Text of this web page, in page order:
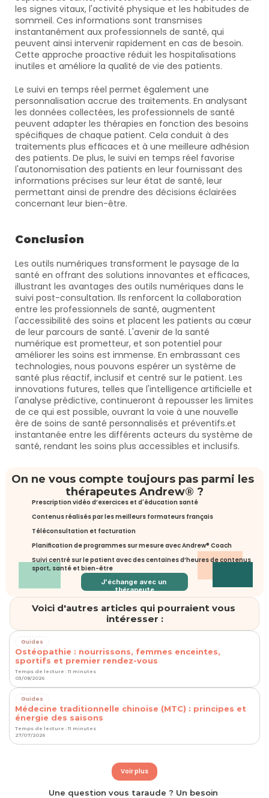
les signes vitaux, l'activité physique et les habitudes de
sommeil. Ces informations sont transmises
instantanément aux professionnels de santé, qui
peuvent ainsi intervenir rapidement en cas de besoin.
Cette approche proactive réduit les hospitalisations
inutiles et améliore la qualité de vie des patients.
Le suivi en temps réel permet également une
personnalisation accrue des traitements. En analysant
les données collectées, les professionnels de santé
peuvent adapter les thérapies en fonction des besoins
spécifiques de chaque patient. Cela conduit à des
traitements plus efficaces et à une meilleure adhésion
des patients. De plus, le suivi en temps réel favorise
l'autonomisation des patients en leur fournissant des
informations précises sur leur état de santé, leur
permettant ainsi de prendre des décisions éclairées
concernant leur bien-être.
Conclusion
Les outils numériques transforment le paysage de la
santé en offrant des solutions innovantes et efficaces,
illustrant les avantages des outils numériques dans le
suivi post-consultation. Ils renforcent la collaboration
entre les professionnels de santé, augmentent
l'accessibilité des soins et placent les patients au cœur
de leur parcours de santé. L'avenir de la santé
numérique est prometteur, et son potentiel pour
améliorer les soins est immense. En embrassant ces
technologies, nous pouvons espérer un système de
santé plus réactif, inclusif et centré sur le patient. Les
innovations futures, telles que l'intelligence artificielle et
l'analyse prédictive, continueront à repousser les limites
de ce qui est possible, ouvrant la voie à une nouvelle
ère de soins de santé personnalisés et préventifs.et
instantanée entre les différents acteurs du système de
santé, rendant les soins plus accessibles et inclusifs.
On ne vous compte toujours pas parmi les
thérapeutes Andrew® ?
Prescription vidéo d’exercices et d'éducation santé
Contenus réalisés par les meilleurs formateurs français
Téléconsultation et facturation
Planification de programmes sur mesure avec Andrew® Coach
Suivi centré sur le patient avec des centaines d’heures de contenus
sport, santé et bien-être
J'échange avec un
thérapeute
Voici d'autres articles qui pourraient vous
intéresser :
Guides
Ostéopathie : nourrissons, femmes enceintes,
sportifs et premier rendez-vous
Temps de lecture : 11 minutes
03/08/2026
Guides
Médecine traditionnelle chinoise (MTC) : principes et
énergie des saisons
Temps de lecture : 11 minutes
27/07/2026
Voir plus
Une question vous taraude ? Un besoin